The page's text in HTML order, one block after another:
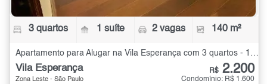
3 quartos 1 suíte 2 vagas 140 m²
Apartamento para Alugar na Vila Esperança com 3 quartos - 140 m²
Vila Esperança
Zona Leste - São Paulo
R$ 2.200
Condomínio: R$ 1.600